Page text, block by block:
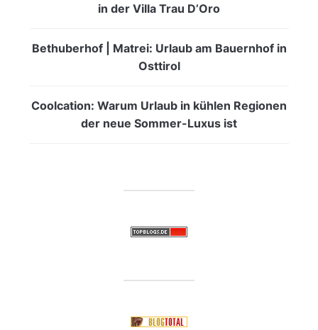
in der Villa Trau D’Oro
Bethuberhof | Matrei: Urlaub am Bauernhof in
Osttirol
Coolcation: Warum Urlaub in kühlen Regionen
der neue Sommer-Luxus ist